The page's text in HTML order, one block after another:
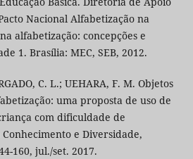
Nacional Alfabetização na
alfabetização: concepções e
1. Brasília: MEC, SEB, 2012.
C. L.; UEHARA, F. M. Objetos
uma proposta de uso de
com dificuldade de
e Diversidade,
160, jul./set. 2017.